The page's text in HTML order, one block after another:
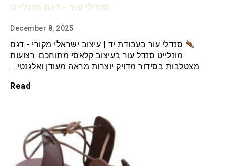
סנדלי עור - דגם מונלייט
December 8, 2025
סנדלי עור בעבודת יד | עיצוב ישראלי מקורי - דגם
מונלייט סנדל עור בעיצוב קלאסי מתוחכם. רצועות
מצטלבות בסידור מדויק יוצרות מראה מעודן ואלגנטי.…
Read